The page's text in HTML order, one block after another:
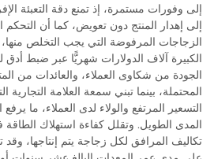
إلى وفورات مستمرة، إذ تمنع دقة التعبئة
إلى إهدار المنتج دون تعويض، كما أن
الزجاجات المرفوضة التي يجب التخلص
الكبيرة آلاف الدولارات شهريًّا عبر ضبط
الجودة من شكاوى العملاء، والعائدات من
المحتملة، بينما تبني سمعة العلامة التجارية
التسعير المرتفع والولاء لدى العملاء، ما
المدى الطويل. وتقلل كفاءة استهلاك
تكاليف المرافق لكل زجاجة يتم إنتاجها، وقد